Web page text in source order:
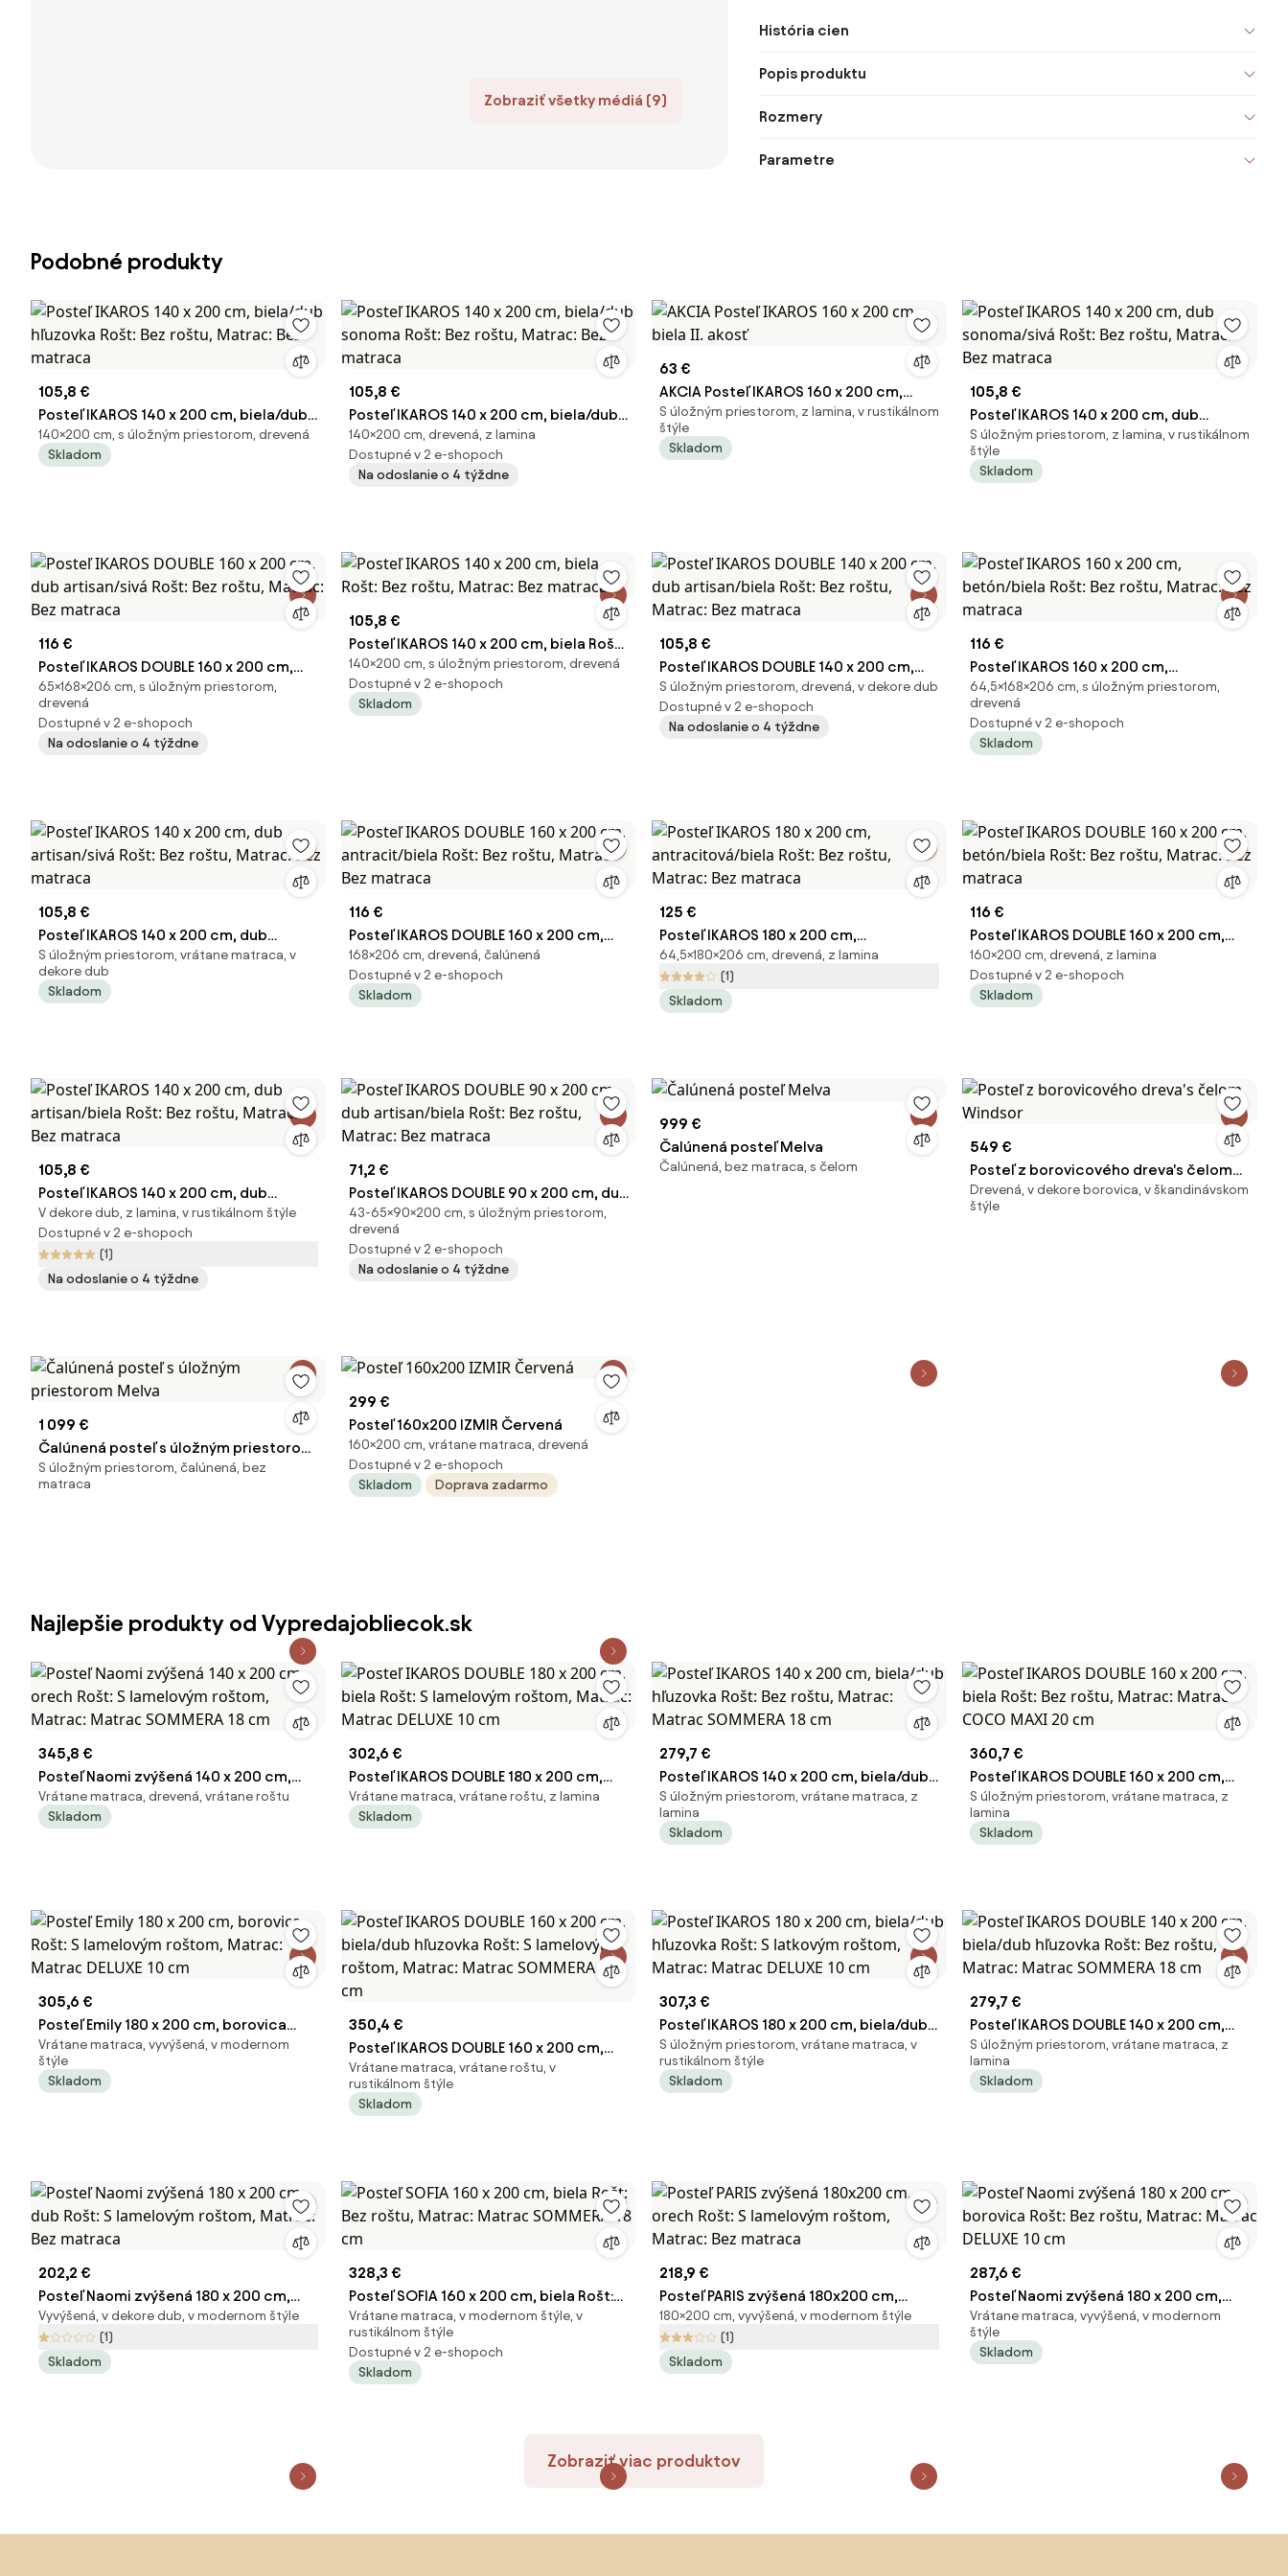
Zobraziť všetky médiá (9)
História cien
Popis produktu
Rozmery
Parametre
Podobné produkty
105,8 €
Posteľ IKAROS 140 x 200 cm, biela/dub
hľuzovka Rošt: Bez roštu, Matrac: Bez
matraca
140×200 cm, s úložným priestorom, drevená
Skladom
105,8 €
Posteľ IKAROS 140 x 200 cm, biela/dub
sonoma Rošt: Bez roštu, Matrac: Bez
matraca
140×200 cm, drevená, z lamina
Dostupné v 2 e-shopoch
Na odoslanie o 4 týždne
63 €
AKCIA Posteľ IKAROS 160 x 200 cm,
biela II. akosť
S úložným priestorom, z lamina, v rustikálnom
štýle
Skladom
105,8 €
Posteľ IKAROS 140 x 200 cm, dub
sonoma/sivá Rošt: Bez roštu, Matrac:
Bez matraca
S úložným priestorom, z lamina, v rustikálnom
štýle
Skladom
116 €
Posteľ IKAROS DOUBLE 160 x 200 cm,
dub artisan/sivá Rošt: Bez roštu,
Matrac: Bez matraca
65×168×206 cm, s úložným priestorom,
drevená
Dostupné v 2 e-shopoch
Na odoslanie o 4 týždne
105,8 €
Posteľ IKAROS 140 x 200 cm, biela Rošt:
Bez roštu, Matrac: Bez matraca
140×200 cm, s úložným priestorom, drevená
Dostupné v 2 e-shopoch
Skladom
105,8 €
Posteľ IKAROS DOUBLE 140 x 200 cm,
dub artisan/biela Rošt: Bez roštu,
Matrac: Bez matraca
S úložným priestorom, drevená, v dekore dub
Dostupné v 2 e-shopoch
Na odoslanie o 4 týždne
116 €
Posteľ IKAROS 160 x 200 cm,
betón/biela Rošt: Bez roštu, Matrac:
Bez matraca
64,5×168×206 cm, s úložným priestorom,
drevená
Dostupné v 2 e-shopoch
Skladom
105,8 €
Posteľ IKAROS 140 x 200 cm, dub
artisan/sivá Rošt: Bez roštu, Matrac:
Bez matraca
S úložným priestorom, vrátane matraca, v
dekore dub
Skladom
116 €
Posteľ IKAROS DOUBLE 160 x 200 cm,
antracit/biela Rošt: Bez roštu, Matrac:
Bez matraca
168×206 cm, drevená, čalúnená
Dostupné v 2 e-shopoch
Skladom
125 €
Posteľ IKAROS 180 x 200 cm,
antracitová/biela Rošt: Bez roštu,
Matrac: Bez matraca
64,5×180×206 cm, drevená, z lamina
(1)
Skladom
116 €
Posteľ IKAROS DOUBLE 160 x 200 cm,
betón/biela Rošt: Bez roštu, Matrac:
Bez matraca
160×200 cm, drevená, z lamina
Dostupné v 2 e-shopoch
Skladom
105,8 €
Posteľ IKAROS 140 x 200 cm, dub
artisan/biela Rošt: Bez roštu, Matrac:
Bez matraca
V dekore dub, z lamina, v rustikálnom štýle
Dostupné v 2 e-shopoch
(1)
Na odoslanie o 4 týždne
71,2 €
Posteľ IKAROS DOUBLE 90 x 200 cm, dub
artisan/biela Rošt: Bez roštu, Matrac:
Bez matraca
43-65×90×200 cm, s úložným priestorom,
drevená
Dostupné v 2 e-shopoch
Na odoslanie o 4 týždne
999 €
Čalúnená posteľ Melva
Čalúnená, bez matraca, s čelom
549 €
Posteľ z borovicového dreva's čelom
Windsor
Drevená, v dekore borovica, v škandinávskom
štýle
1 099 €
Čalúnená posteľ s úložným priestorom
Melva
S úložným priestorom, čalúnená, bez
matraca
299 €
Posteľ 160x200 IZMIR Červená
160×200 cm, vrátane matraca, drevená
Dostupné v 2 e-shopoch
Skladom
Doprava zadarmo
Najlepšie produkty od Vypredajobliecok.sk
345,8 €
Posteľ Naomi zvýšená 140 x 200 cm,
orech Rošt: S lamelovým roštom,
Matrac: Matrac SOMMERA 18 cm
Vrátane matraca, drevená, vrátane roštu
Skladom
302,6 €
Posteľ IKAROS DOUBLE 180 x 200 cm,
biela Rošt: S lamelovým roštom,
Matrac: Matrac DELUXE 10 cm
Vrátane matraca, vrátane roštu, z lamina
Skladom
279,7 €
Posteľ IKAROS 140 x 200 cm, biela/dub
hľuzovka Rošt: Bez roštu, Matrac:
Matrac SOMMERA 18 cm
S úložným priestorom, vrátane matraca, z
lamina
Skladom
360,7 €
Posteľ IKAROS DOUBLE 160 x 200 cm,
biela Rošt: Bez roštu, Matrac: Matrac
COCO MAXI 20 cm
S úložným priestorom, vrátane matraca, z
lamina
Skladom
305,6 €
Posteľ Emily 180 x 200 cm, borovica
Rošt: S lamelovým roštom, Matrac:
Matrac DELUXE 10 cm
Vrátane matraca, vyvýšená, v modernom
štýle
Skladom
350,4 €
Posteľ IKAROS DOUBLE 160 x 200 cm,
biela/dub hľuzovka Rošt: S lamelovým
roštom, Matrac: Matrac SOMMERA 18
cm
Vrátane matraca, vrátane roštu, v
rustikálnom štýle
Skladom
307,3 €
Posteľ IKAROS 180 x 200 cm, biela/dub
hľuzovka Rošt: S latkovým roštom,
Matrac: Matrac DELUXE 10 cm
S úložným priestorom, vrátane matraca, v
rustikálnom štýle
Skladom
279,7 €
Posteľ IKAROS DOUBLE 140 x 200 cm,
biela/dub hľuzovka Rošt: Bez roštu,
Matrac: Matrac SOMMERA 18 cm
S úložným priestorom, vrátane matraca, z
lamina
Skladom
202,2 €
Posteľ Naomi zvýšená 180 x 200 cm,
dub Rošt: S lamelovým roštom, Matrac:
Bez matraca
Vyvýšená, v dekore dub, v modernom štýle
(1)
Skladom
328,3 €
Posteľ SOFIA 160 x 200 cm, biela Rošt:
Bez roštu, Matrac: Matrac SOMMERA 18
cm
Vrátane matraca, v modernom štýle, v
rustikálnom štýle
Dostupné v 2 e-shopoch
Skladom
218,9 €
Posteľ PARIS zvýšená 180x200 cm,
orech Rošt: S lamelovým roštom,
Matrac: Bez matraca
180×200 cm, vyvýšená, v modernom štýle
(1)
Skladom
287,6 €
Posteľ Naomi zvýšená 180 x 200 cm,
borovica Rošt: Bez roštu, Matrac:
Matrac DELUXE 10 cm
Vrátane matraca, vyvýšená, v modernom
štýle
Skladom
Zobraziť viac produktov